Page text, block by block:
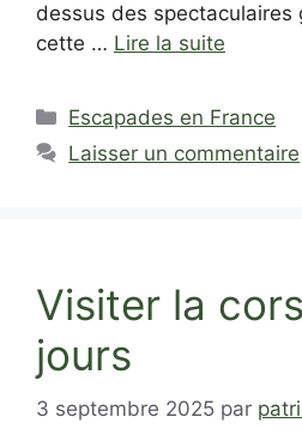
dessus des spectaculaires
cette … Lire la suite
Catégories
Escapades en France
Laisser un commentaire
Visiter la
jours
3 septembre 2025 par